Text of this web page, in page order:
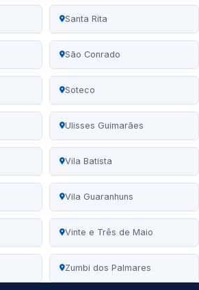
Santa Rita
São Conrado
Soteco
Ulisses Guimarães
Vila Batista
Vila Guaranhuns
Vinte e Três de Maio
Zumbi dos Palmares